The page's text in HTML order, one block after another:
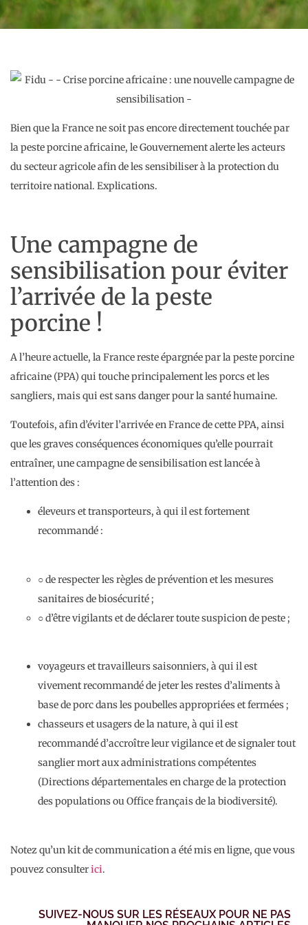
Bien que la France ne soit pas encore directement touchée par
la peste porcine africaine, le Gouvernement alerte les acteurs
du secteur agricole afin de les sensibiliser à la protection du
territoire national. Explications.
Une campagne de
sensibilisation pour éviter
l’arrivée de la peste
porcine !
A l’heure actuelle, la France reste épargnée par la peste porcine
africaine (PPA) qui touche principalement les porcs et les
sangliers, mais qui est sans danger pour la santé humaine.
Toutefois, afin d’éviter l’arrivée en France de cette PPA, ainsi
que les graves conséquences économiques qu’elle pourrait
entraîner, une campagne de sensibilisation est lancée à
l’attention des :
éleveurs et transporteurs, à qui il est fortement
recommandé :
○ de respecter les règles de prévention et les mesures
sanitaires de biosécurité ;
○ d’être vigilants et de déclarer toute suspicion de peste ;
voyageurs et travailleurs saisonniers, à qui il est
vivement recommandé de jeter les restes d’aliments à
base de porc dans les poubelles appropriées et fermées ;
chasseurs et usagers de la nature, à qui il est
recommandé d’accroître leur vigilance et de signaler tout
sanglier mort aux administrations compétentes
(Directions départementales en charge de la protection
des populations ou Office français de la biodiversité).
Notez qu’un kit de communication a été mis en ligne, que vous
pouvez consulterici.
SUIVEZ-NOUS SUR LES RÉSEAUX POUR NE PAS